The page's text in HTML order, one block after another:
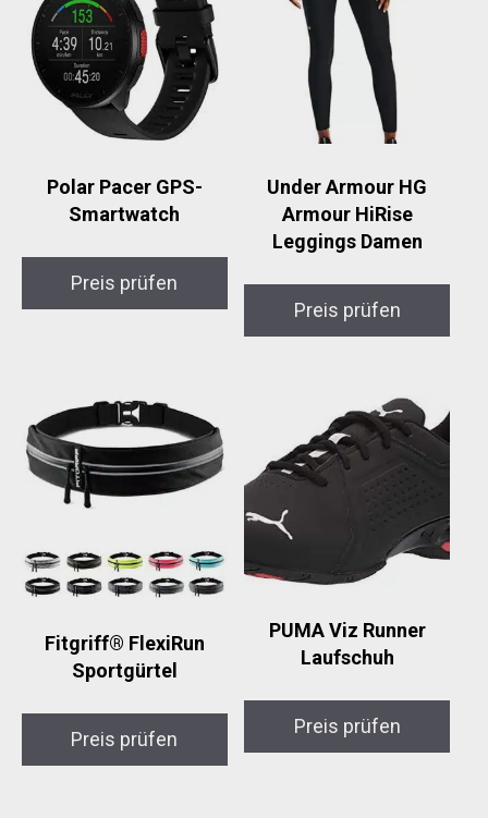
Polar Pacer GPS-
Smartwatch
Preis prüfen
Under Armour HG
Armour HiRise
Leggings Damen
Preis prüfen
Fitgriff® FlexiRun
Sportgürtel
Preis prüfen
PUMA Viz Runner
Laufschuh
Preis prüfen